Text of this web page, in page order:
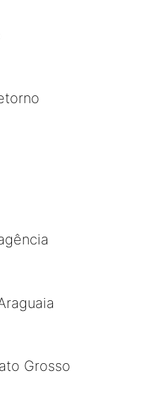
Grosso